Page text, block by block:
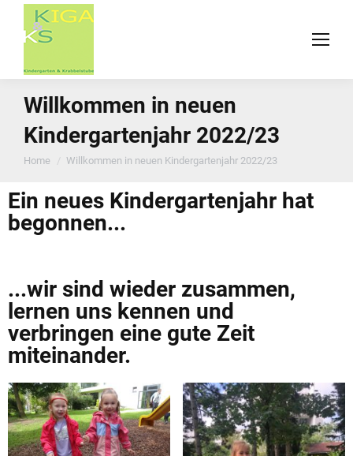
Willkommen in neuen
Kindergartenjahr 2022/23
You are here:
Home Willkommen in neuen Kindergartenjahr 2022/23
Ein neues Kindergartenjahr hat
begonnen...
...wir sind wieder zusammen,
lernen uns kennen und
verbringen eine gute Zeit
miteinander.